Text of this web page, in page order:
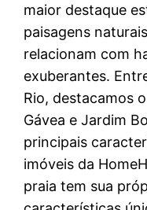
maior destaque
paisagens
relacionam com
exuberantes.
Rio, destacamos
Gávea e Jardim
principais
imóveis da
praia tem sua